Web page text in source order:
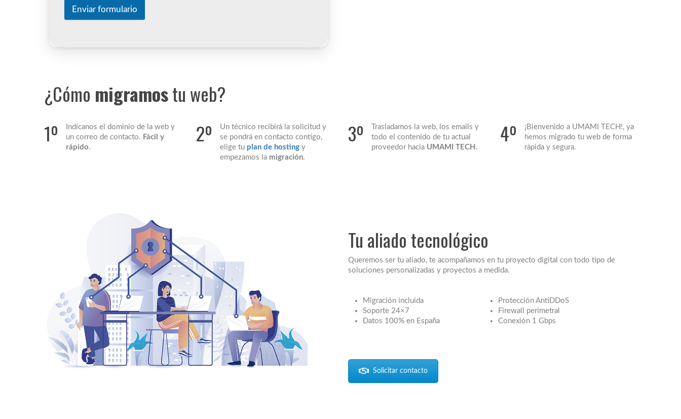
Enviar formulario
¿Cómo migramostu web?
1º
Indícanos el dominio de la web y
un correo de contacto. Fácil y
rápido.
2º
Un técnico recibirá la solicitud y
se pondrá en contacto contigo,
elige tu plan de hosting y
empezamos la migración.
3º
Trasladamos la web, los emails y
todo el contenido de tu actual
proveedor hacia UMAMI TECH .
4º
¡Bienvenido a UMAMI TECH!, ya
hemos migrado tu web de forma
rápida y segura.
Tu aliado tecnológico
Queremos ser tu aliado, te acompañamos en tu proyecto digital con todo tipo de
soluciones personalizadas y proyectos a medida.
Migración incluida
Soporte 24×7
Datos 100% en España
Protección AntiDDoS
Firewall perimetral
Conexión 1 Gbps
Solicitar contacto